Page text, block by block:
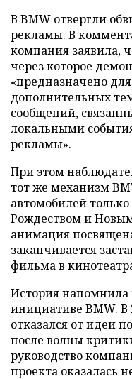
В BMW отвергли
рекламы. В
компания заявила,
через которое
«предназначено
дополнительных
сообщений,
локальными
рекламы».
При этом
тот же механизм
автомобилей
Рождеством и
анимация
заканчивается
фильма в
История
инициативе BMW. В
отказался от идеи
после волны
руководство
проекта оказалась